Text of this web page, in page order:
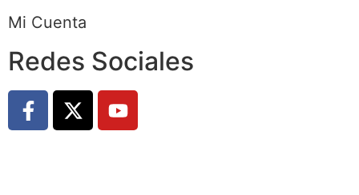
Mi Cuenta
Redes Sociales